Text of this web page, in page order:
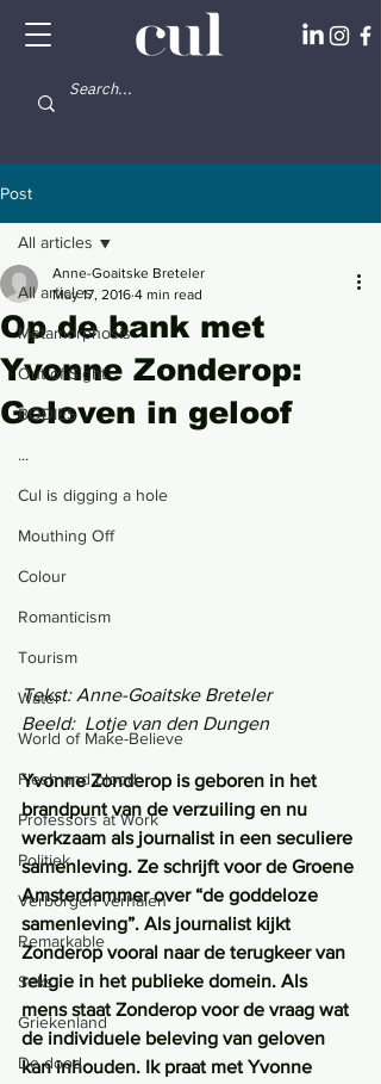
Post
All articles
Metamorphosis
Out of Sight
BODIES
...
Cul is digging a hole
Mouthing Off
Colour
Romanticism
Tourism
Water
World of Make-Believe
Flesh and blood
Professors at Work
Politiek
Verborgen verhalen
Remarkable
Seks
Griekenland
De dood
All articles
Op de bank met
Yvonne Zonderop:
Geloven in geloof
Anne-Goaitske Breteler
May 17, 2016 4 min read
Tekst: Anne-Goaitske Breteler
Beeld:  Lotje van den Dungen
Yvonne Zonderop is geboren in het
brandpunt van de verzuiling en nu
werkzaam als journalist in een seculiere
samenleving. Ze schrijft voor de Groene
Amsterdammer over “de goddeloze
samenleving”. Als journalist kijkt
Zonderop vooral naar de terugkeer van
religie in het publieke domein. Als
mens staat Zonderop voor de vraag wat
de individuele beleving van geloven
kan inhouden. Ik praat met Yvonne